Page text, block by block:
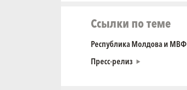
Ссылки по теме
Республика Молдова и МВФ
Пресс-релиз